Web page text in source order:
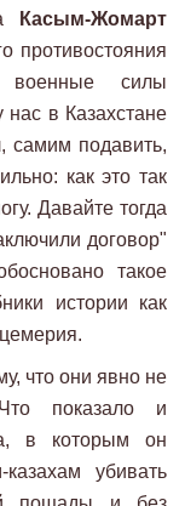
Касым-Жомарт
противостояния
военные силы
нас в Казахстане
самим подавить,
как это так
Давайте тогда
договор"
такое
истории как
что они явно не
Что показало и
в которым он
убивать